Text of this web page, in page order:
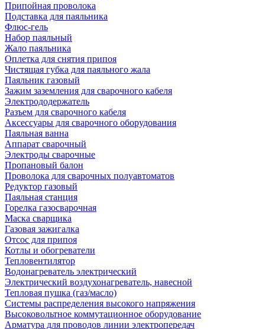
Припойная проволока
Подставка для паяльника
Флюс-гель
Набор паяльный
Жало паяльника
Оплетка для снятия припоя
Чистящая губка для паяльного жала
Паяльник газовый
Зажим заземления для сварочного кабеля
Электрододержатель
Разъем для сварочного кабеля
Аксессуары для сварочного оборудования
Паяльная ванна
Аппарат сварочный
Электроды сварочные
Пропановый балон
Проволока для сварочных полуавтоматов
Редуктор газовый
Паяльная станция
Горелка газосварочная
Маска сварщика
Газовая зажигалка
Отсос для припоя
Котлы и обогреватели
Тепловентилятор
Водонагреватель электрический
Электрический воздухонагреватель, навесной
Тепловая пушка (газ/масло)
Системы распределения высокого напряжения
Высоковольтное коммутационное оборудование
Арматура для проводов линии электропередач